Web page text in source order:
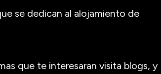
se dedican al alojamiento de
que te interesaran visita blogs, y